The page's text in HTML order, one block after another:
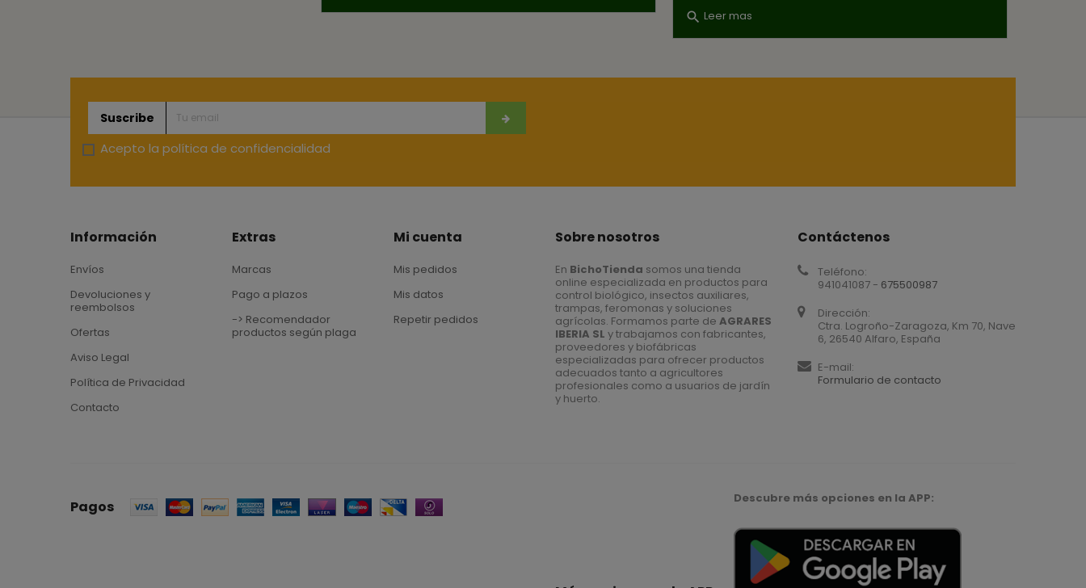
search Leer mas
Suscribe
Acepto la política de confidencialidad
Información
Envíos
Devoluciones y
reembolsos
Ofertas
Aviso Legal
Política de Privacidad
Contacto
Extras
Marcas
Pago a plazos
-> Recomendador
productos según plaga
Mi cuenta
Mis pedidos
Mis datos
Repetir pedidos
Sobre nosotros
En BichoTienda somos una tienda
online especializada en productos para
control biológico, insectos auxiliares,
trampas, feromonas y soluciones
agrícolas. Formamos parte de AGRARES
IBERIA SL y trabajamos con fabricantes,
proveedores y biofábricas
especializadas para ofrecer productos
adecuados tanto a agricultores
profesionales como a usuarios de jardín
y huerto.
Contáctenos
Teléfono:
941041087 - 675500987
Dirección:
Ctra. Logroño-Zaragoza, Km 70, Nave
6, 26540 Alfaro, España
E-mail:
Formulario de contacto
Pagos Descubre más opciones en la APP: